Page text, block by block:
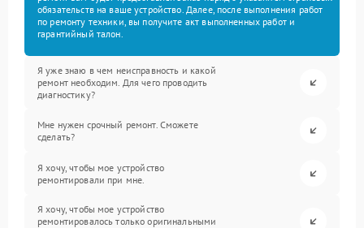
обязательств на ваше устройство. Далее, после выполнения работ
по ремонту техники, вы получите акт выполненных работ и
гарантийный талон.
Я уже знаю в чем неисправность и какой
ремонт необходим. Для чего проводить
диагностику?
Мне нужен срочный ремонт. Сможете
сделать?
Я хочу, чтобы мое устройство
ремонтировали при мне.
Я хочу, чтобы мое устройство
ремонтировалось только оригинальными